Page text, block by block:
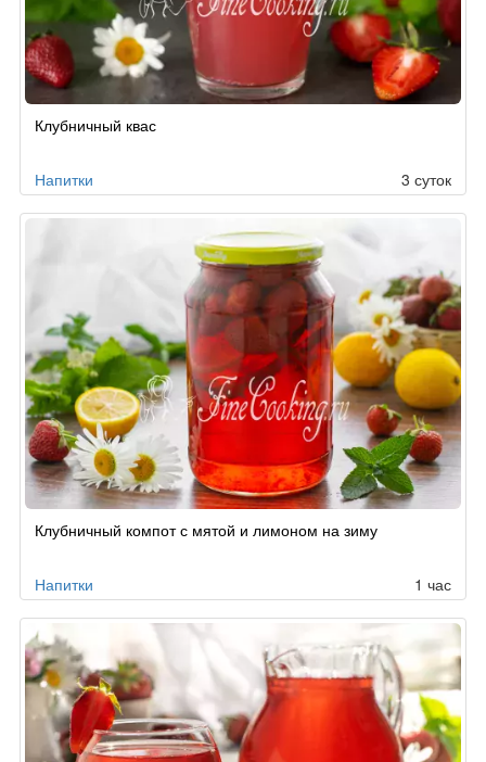
Клубничный квас
Напитки 3 суток
Клубничный компот с мятой и лимоном на зиму
Напитки 1 час